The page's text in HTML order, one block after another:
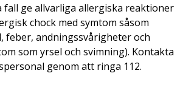
fall ge allvarliga allergiska reaktioner
chock med symtom såsom
feber, andningssvårigheter och
som yrsel och svimning). Kontakta
genom att ringa 112.